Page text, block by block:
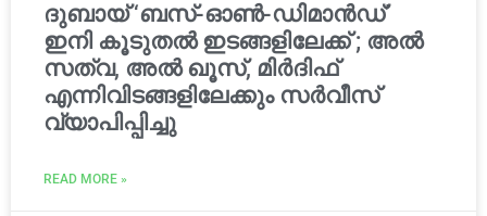
ദുബായ് ‘ബസ്-ഓൺ-ഡിമാൻഡ്’
ഇനി കൂടുതൽ ഇടങ്ങളിലേക്ക് ; അൽ
സത്വ, അൽ ഖൂസ്, മിർദിഫ്
എന്നിവിടങ്ങളിലേക്കും സർവീസ്
വ്യാപിപ്പിച്ചു
READ MORE »